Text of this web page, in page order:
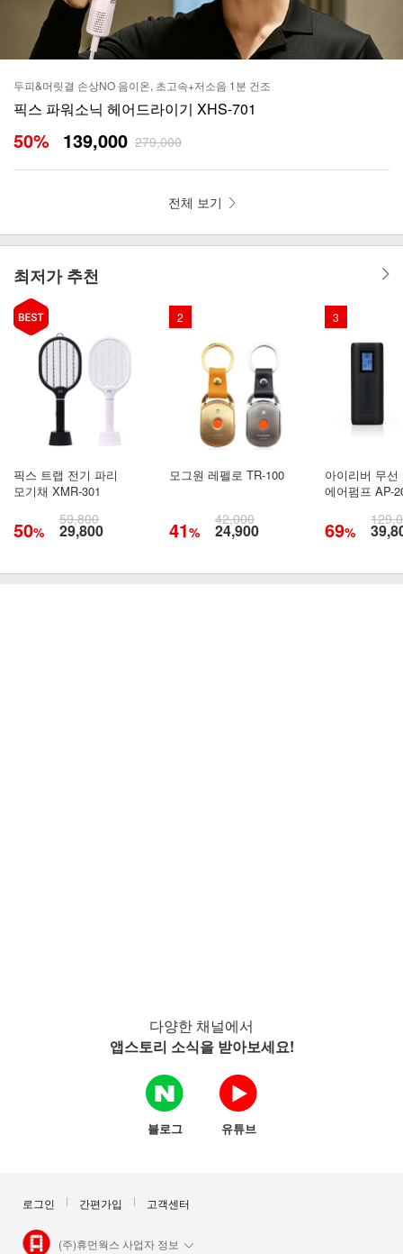
두피&머릿결 손상NO 음이온, 초고속+저소음 1분 건조
픽스 파워소닉 헤어드라이기 XHS-701
50% 139,000 279,000
전체 보기
최저가 추천
픽스 트랩 전기 파리
모기채 XMR-301
50%
59,800
29,800
2
모그원 레펠로 TR-100
41%
42,000
24,900
3
아이리버 무선
에어펌프 AP-
69%
다양한 채널에서
앱스토리 소식을 받아보세요!
블로그 유튜브
로그인 간편가입 고객센터
(주)휴먼웍스 사업자 정보